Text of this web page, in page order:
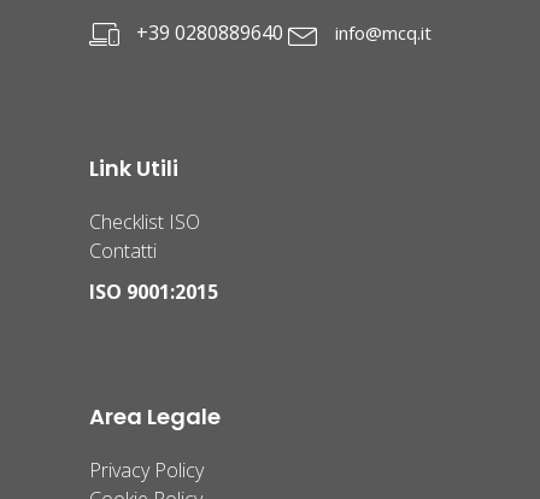
+39 0280889640 info@mcq.it
Link Utili
Checklist ISO
Contatti
ISO 9001:2015
Area Legale
Privacy Policy